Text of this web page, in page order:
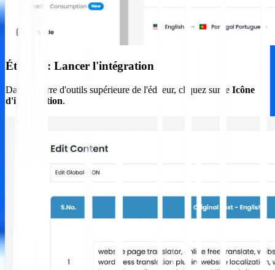
Étape 2 : Lancer l'intégration
Dans la barre d'outils supérieure de l'éditeur, cliquez sur le Icône
d'importation.